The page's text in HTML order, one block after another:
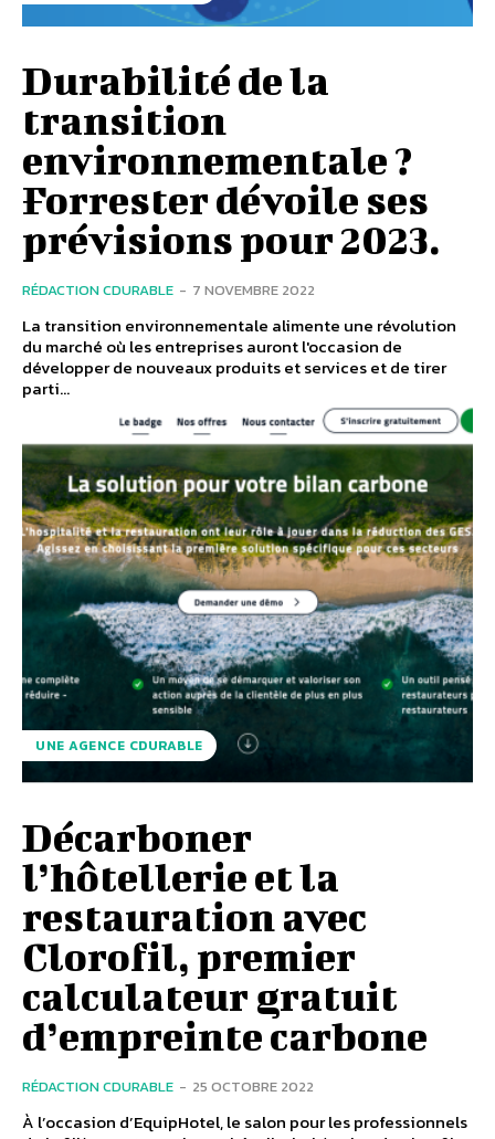
Durabilité de la
transition
environnementale ?
Forrester dévoile ses
prévisions pour 2023.
RÉDACTION CDURABLE - 7 NOVEMBRE 2022
La transition environnementale alimente une révolution
du marché où les entreprises auront l'occasion de
développer de nouveaux produits et services et de tirer
parti...
UNE AGENCE CDURABLE
Décarboner
l’hôtellerie et la
restauration avec
Clorofil, premier
calculateur gratuit
d’empreinte carbone
RÉDACTION CDURABLE - 25 OCTOBRE 2022
À l’occasion d’EquipHotel, le salon pour les professionnels